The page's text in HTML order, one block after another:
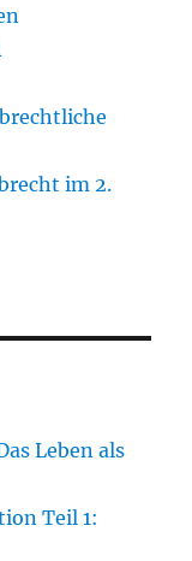
im 2.
Leben als
Teil 1: